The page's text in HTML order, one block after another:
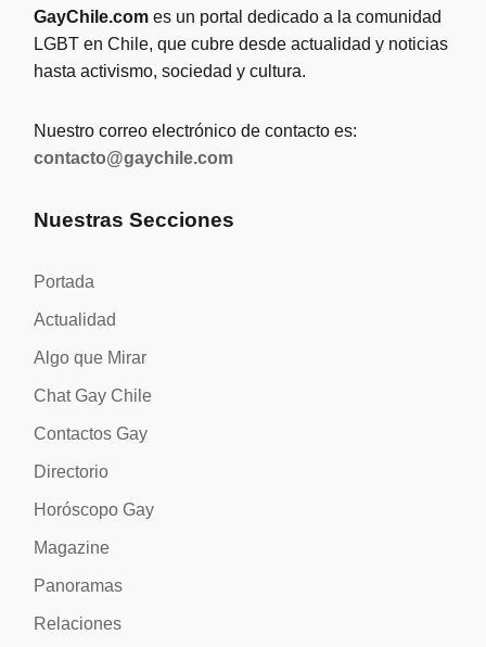
GayChile.com es un portal dedicado a la comunidad
LGBT en Chile, que cubre desde actualidad y noticias
hasta activismo, sociedad y cultura.
Nuestro correo electrónico de contacto es:
contacto@gaychile.com
Nuestras Secciones
Portada
Actualidad
Algo que Mirar
Chat Gay Chile
Contactos Gay
Directorio
Horóscopo Gay
Magazine
Panoramas
Relaciones